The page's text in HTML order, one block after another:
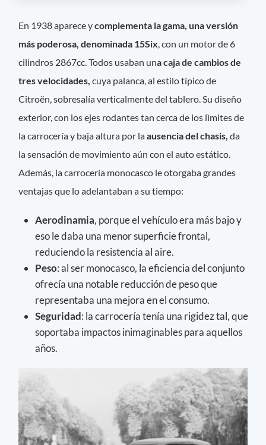
En 1938 aparece ycomplementa la gama, una versión
más poderosa, denominada 15Six, con un motor de 6
cilindros 2867cc. Todos usaban una caja de cambios de
tres velocidades, cuya palanca, al estilo típico de
Citroën, sobresalía verticalmente del tablero. Su diseño
exterior, con los ejes rodantes tan cerca de los lìmites de
la carrocería y baja altura por laausencia del chasis, da
la sensación de movimiento aún con el auto estático.
Además, la carrocería monocasco le otorgaba grandes
ventajas que lo adelantaban a su tiempo:
Aerodinamia, porque el vehículo era más bajo y
eso le daba una menor superficie frontal,
reduciendo la resistencia al aire.
Peso: al ser monocasco, la eficiencia del conjunto
ofrecía una notable reducción de peso que
representaba una mejora en el consumo.
Seguridad: la carrocería tenía una rigidez tal, que
soportaba impactos inimaginables para aquellos
años.